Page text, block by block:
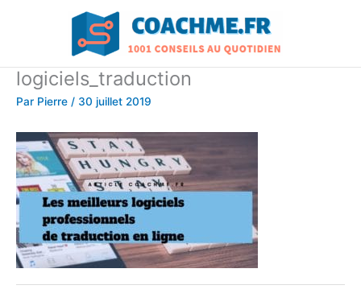
logiciels_traduction
Par Pierre / 30 juillet 2019